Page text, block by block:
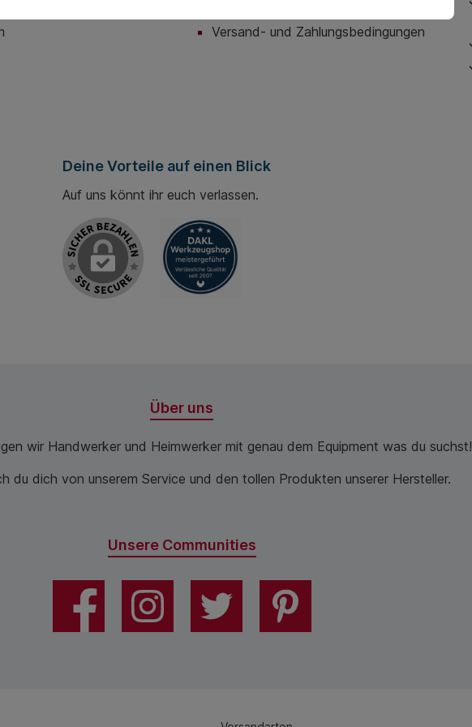
Versand- und Zahlungsbedingungen
Deine Vorteile auf einen Blick
Auf uns könnt ihr euch verlassen.
Über uns
wir Handwerker und Heimwerker mit genau dem Equipment was du suchst!
du dich von unserem Service und den tollen Produkten unserer Hersteller.
Unsere Communities